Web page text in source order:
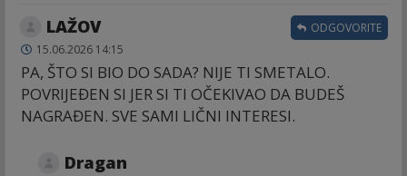
LAŽOV
15.06.2026 14:15
PA, ŠTO SI BIO DO SADA? NIJE TI SMETALO.
POVRIJEĐEN SI JER SI TI OČEKIVAO DA BUDEŠ
NAGRAĐEN. SVE SAMI LIČNI INTERESI.
ODGOVORITE
Dragan